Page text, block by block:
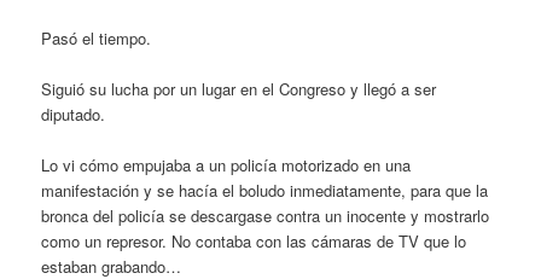
Pasó el tiempo.
Siguió su lucha por un lugar en el Congreso y llegó a ser
diputado.
Lo vi cómo empujaba a un policía motorizado en una
manifestación y se hacía el boludo inmediatamente, para que la
bronca del policía se descargase contra un inocente y mostrarlo
como un represor. No contaba con las cámaras de TV que lo
estaban grabando…